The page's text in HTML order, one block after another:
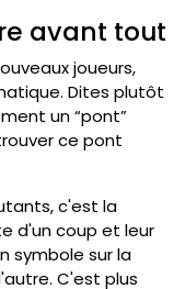
avant tout
joueurs,
Dites plutôt
un “pont”
ce pont
c'est la
d'un coup et leur
symbole sur la
C'est plus